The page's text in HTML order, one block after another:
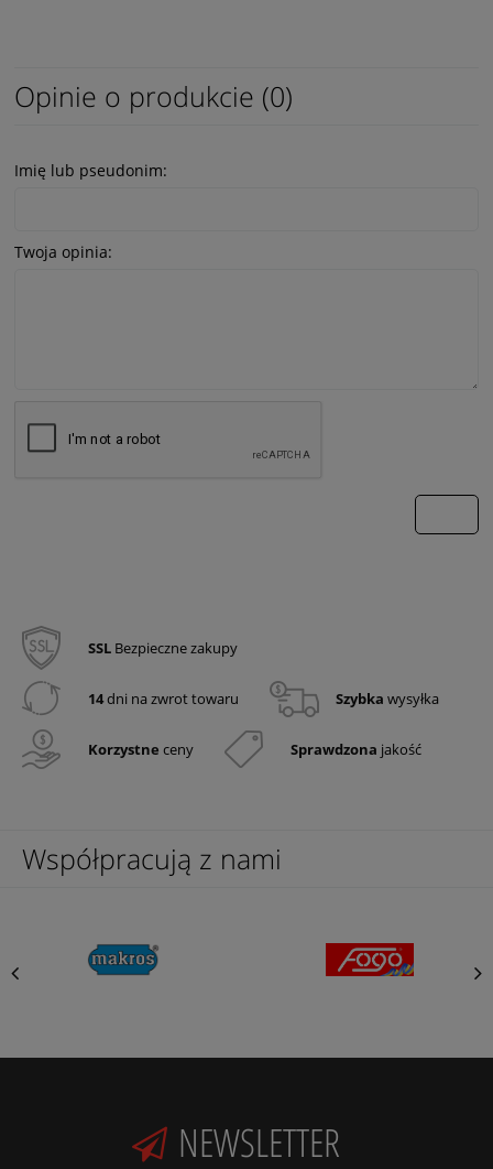
Opinie o produkcie (0)
Imię lub pseudonim:
Twoja opinia:
SSL Bezpieczne zakupy
14dni na zwrot towaru Szybka wysyłka
Korzystne ceny Sprawdzona jakość
Współpracują z nami
NEWSLETTER